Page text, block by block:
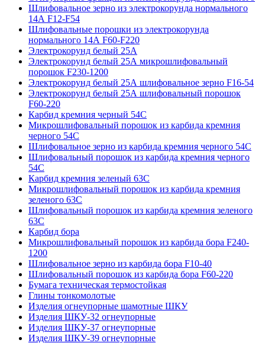
Шлифовальное зерно из электрокорунда нормального
14А F12-F54
Шлифовальные порошки из электрокорунда
нормального 14А F60-F220
Электрокорунд белый 25А
Электрокорунд белый 25А микрошлифовальный
порошок F230-1200
Электрокорунд белый 25А шлифовальное зерно F16-54
Электрокорунд белый 25А шлифовальный порошок
F60-220
Карбид кремния черный 54С
Микрошлифовальный порошок из карбида кремния
черного 54С
Шлифовальное зерно из карбида кремния черного 54C
Шлифовальный порошок из карбида кремния черного
54С
Карбид кремния зеленый 63С
Микрошлифовальный порошок из карбида кремния
зеленого 63С
Шлифовальный порошок из карбида кремния зеленого
63С
Карбид бора
Микрошлифовальный порошок из карбида бора F240-
1200
Шлифовальное зерно из карбида бора F10-40
Шлифовальный порошок из карбида бора F60-220
Бумага техническая термостойкая
Глины тонкомолотые
Изделия огнеупорные шамотные ШКУ
Изделия ШКУ-32 огнеупорные
Изделия ШКУ-37 огнеупорные
Изделия ШКУ-39 огнеупорные